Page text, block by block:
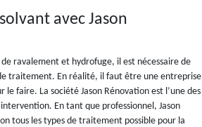
avec Jason
ravalement et hydrofuge, il est nécessaire de
traitement. En réalité, il faut être une entreprise
le faire. La société Jason Rénovation est l’une des
En tant que professionnel, Jason
tous les types de traitement possible pour la